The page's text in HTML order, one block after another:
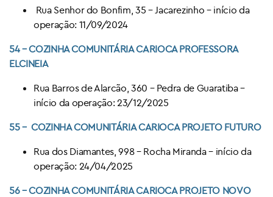
Rua Senhor do Bonfim, 35 – Jacarezinho – início da
operação: 11/09/2024
54– COZINHA COMUNITÁRIA CARIOCAPROFESSORA
ELCINEIA
Rua Barros de Alarcão, 360 – Pedra de Guaratiba –
início da operação: 23/12/2025
55 – COZINHA COMUNITÁRIA CARIOCA PROJETO FUTURO
Rua dos Diamantes, 998 – Rocha Miranda – início da
operação: 24/04/2025
56 – COZINHA COMUNITÁRIA CARIOCA PROJETO NOVO